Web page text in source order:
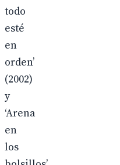
todo
esté
en
orden’
(2002)
y
‘Arena
en
los